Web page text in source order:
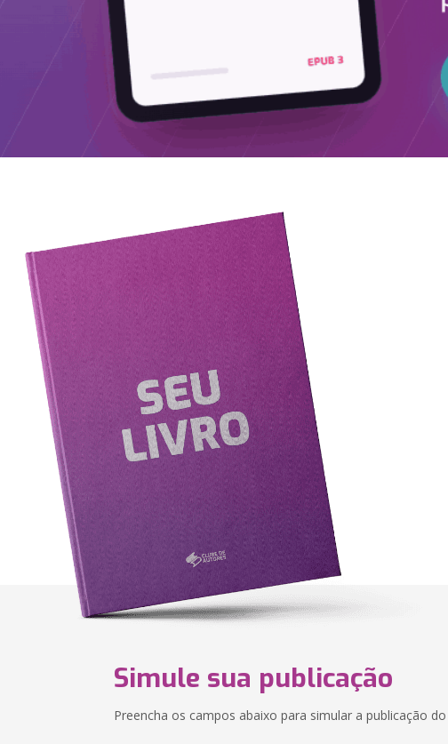
Simule sua publicação
Preencha os campos abaixo para simular a publicação